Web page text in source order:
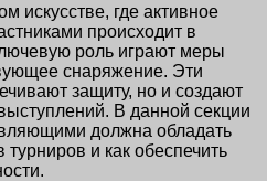
искусстве, где активное
происходит в
роль играют меры
снаряжение. Эти
защиту, но и создают
В данной секции
должна обладать
турниров и как обеспечить